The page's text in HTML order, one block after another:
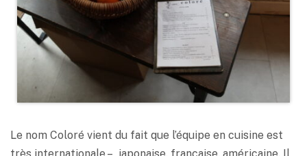
Le nom Coloré vient du fait que l’équipe en cuisine est